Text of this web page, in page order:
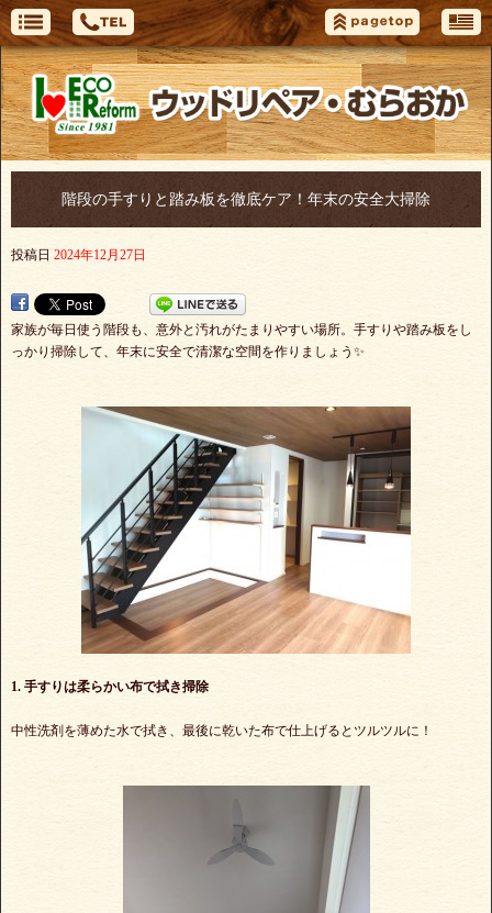
階段の手すりと踏み板を徹底ケア！年末の安全大掃除
投稿日 2024年12月27日
家族が毎日使う階段も、意外と汚れがたまりやすい場所。手すりや踏み板をし
っかり掃除して、年末に安全で清潔な空間を作りましょう✨
1. 手すりは柔らかい布で拭き掃除
中性洗剤を薄めた水で拭き、最後に乾いた布で仕上げるとツルツルに！